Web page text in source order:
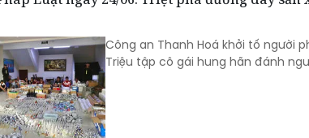
Công an Thanh Hoá khởi tố người
Triệu tập cô gái hung hãn đánh